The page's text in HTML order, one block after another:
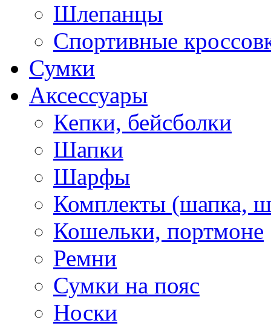
Шлепанцы
Спортивные
Сумки
Аксессуары
Кепки, бейсболки
Шапки
Шарфы
Комплекты (шапка,
Кошельки, портмоне
Ремни
Сумки на пояс
Носки